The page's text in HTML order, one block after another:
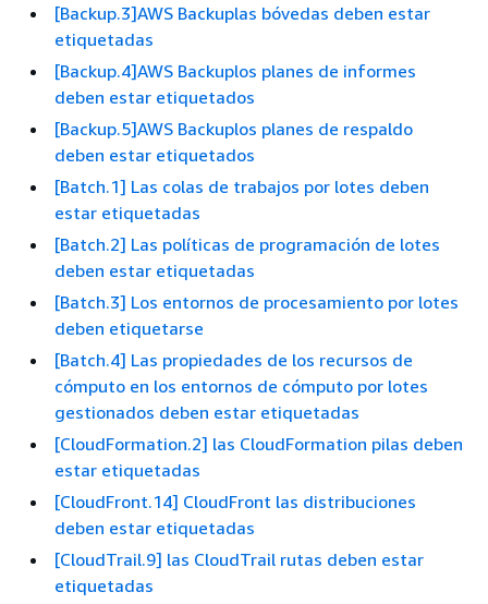
[Backup.3]AWS Backuplas bóvedas deben estar
etiquetadas
[Backup.4]AWS Backuplos planes de informes
deben estar etiquetados
[Backup.5]AWS Backuplos planes de respaldo
deben estar etiquetados
[Batch.1] Las colas de trabajos por lotes deben
estar etiquetadas
[Batch.2] Las políticas de programación de lotes
deben estar etiquetadas
[Batch.3] Los entornos de procesamiento por lotes
deben etiquetarse
[Batch.4] Las propiedades de los recursos de
cómputo en los entornos de cómputo por lotes
gestionados deben estar etiquetadas
[CloudFormation.2] las CloudFormation pilas deben
estar etiquetadas
[CloudFront.14] CloudFront las distribuciones
deben estar etiquetadas
[CloudTrail.9] las CloudTrail rutas deben estar
etiquetadas